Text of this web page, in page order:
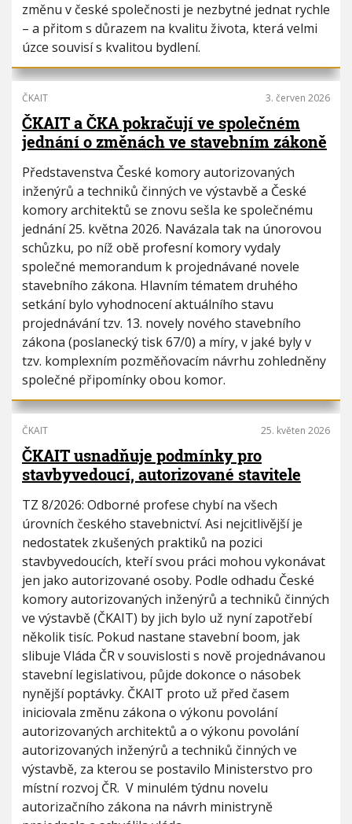
změnu v české společnosti je nezbytné jednat rychle
– a přitom s důrazem na kvalitu života, která velmi
úzce souvisí s kvalitou bydlení.
ČKAIT 3. červen 2026
ČKAIT a ČKA pokračují ve společném
jednání o změnách ve stavebním zákoně
Představenstva České komory autorizovaných
inženýrů a techniků činných ve výstavbě a České
komory architektů se znovu sešla ke společnému
jednání 25. května 2026. Navázala tak na únorovou
schůzku, po níž obě profesní komory vydaly
společné memorandum k projednávané novele
stavebního zákona. Hlavním tématem druhého
setkání bylo vyhodnocení aktuálního stavu
projednávání tzv. 13. novely nového stavebního
zákona (poslanecký tisk 67/0) a míry, v jaké byly v
tzv. komplexním pozměňovacím návrhu zohledněny
společné připomínky obou komor.
ČKAIT 25. květen 2026
ČKAIT usnadňuje podmínky pro
stavbyvedoucí, autorizované stavitele
TZ 8/2026: Odborné profese chybí na všech
úrovních českého stavebnictví. Asi nejcitlivější je
nedostatek zkušených praktiků na pozici
stavbyvedoucích, kteří svou práci mohou vykonávat
jen jako autorizované osoby. Podle odhadu České
komory autorizovaných inženýrů a techniků činných
ve výstavbě (ČKAIT) by jich bylo už nyní zapotřebí
několik tisíc. Pokud nastane stavební boom, jak
slibuje Vláda ČR v souvislosti s nově projednávanou
stavební legislativou, půjde dokonce o násobek
nynější poptávky. ČKAIT proto už před časem
iniciovala změnu zákona o výkonu povolání
autorizovaných architektů a o výkonu povolání
autorizovaných inženýrů a techniků činných ve
výstavbě, za kterou se postavilo Ministerstvo pro
místní rozvoj ČR. V minulém týdnu novelu
autorizačního zákona na návrh ministryně